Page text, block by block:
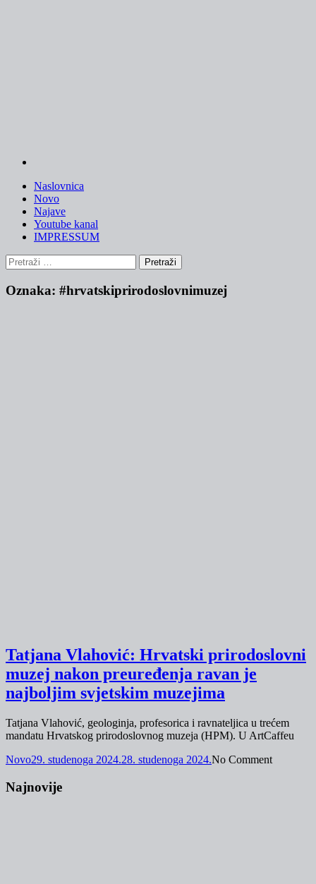
Naslovnica
Novo
Najave
Youtube kanal
IMPRESSUM
Pretraži:
Oznaka: #hrvatskiprirodoslovnimuzej
Tatjana Vlahović: Hrvatski prirodoslovni
muzej nakon preuređenja ravan je
najboljim svjetskim muzejima
Tatjana Vlahović, geologinja, profesorica i ravnateljica u trećem
mandatu Hrvatskog prirodoslovnog muzeja (HPM). U ArtCaffeu
Novo29. studenoga 2024.28. studenoga 2024.No Comment
Najnovije